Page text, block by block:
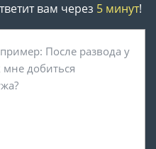
вам через 5 минут!